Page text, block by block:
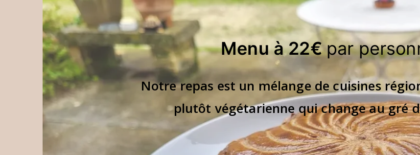
Menu à 22€par
Notre repas est un mélange de cuisines
plutôt végétarienne qui change au gré